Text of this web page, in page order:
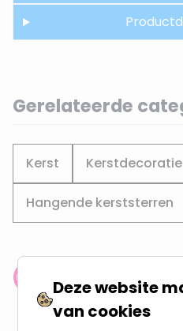
Gerelateerde
Kerst
Hangende kerststerren
Klantenbeoordeling:
meer dan 100.000
Deze website
van cookies